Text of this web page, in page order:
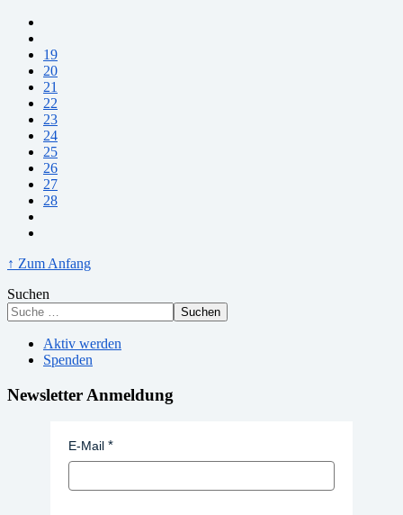
19
20
21
22
23
24
25
26
27
28
↑ Zum Anfang
Suchen
Suchen
Aktiv werden
Spenden
Newsletter Anmeldung
E-Mail